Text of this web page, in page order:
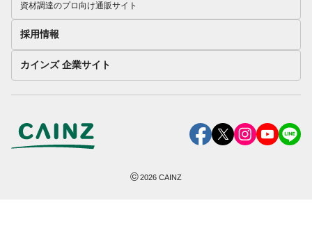
資材調達のプロ向け通販サイト
採用情報
カインズ 企業サイト
©2026 CAINZ